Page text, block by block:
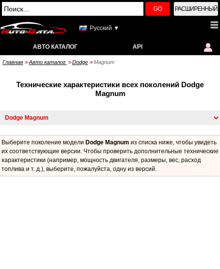
GO РАСШИРЕННЫЙ
Русский ▼
АВТО КАТАЛОГ API
Главная >> Авто каталог >> Dodge >> Magnum
Технические характеристики всех поколений Dodge
Magnum
Выберите поколение модели Dodge Magnum из списка ниже, чтобы увидеть
их соответствующие версии. Чтобы проверить дополнительные технические
характеристики (например, мощность двигателя, размеры, вес, расход
топлива и т. д.), выберите, пожалуйста, одну из версий.